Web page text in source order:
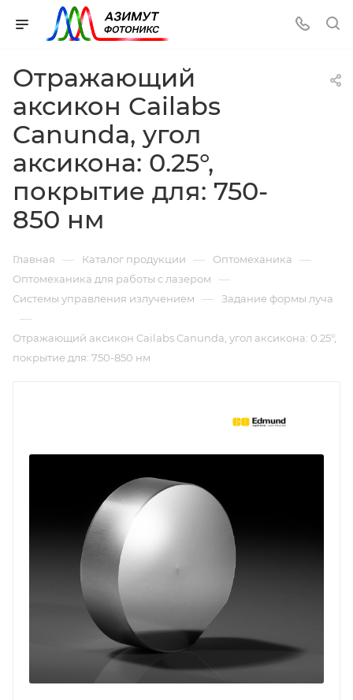
Отражающий
аксикон Cailabs
Canunda, угол
аксикона: 0.25°,
покрытие для: 750-
850 нм
Главная — Каталог продукции — Оптомеханика —
Оптомеханика для работы с лазером —
Системы управления излучением — Задание формы луча
—
Отражающий аксикон Cailabs Canunda, угол аксикона: 0.25°,
покрытие для: 750-850 нм